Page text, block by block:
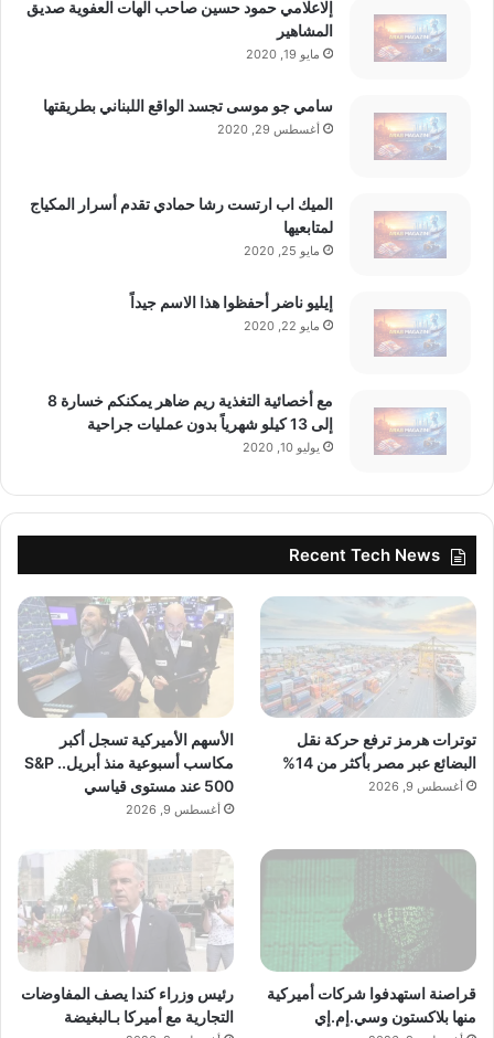
إلاعلامي حمود حسين صاحب الهات العفوية صديق
المشاهير
مايو 19, 2020
سامي جو موسى تجسد الواقع اللبناني بطريقتها
أغسطس 29, 2020
الميك اب ارتست رشا حمادي تقدم أسرار المكياج
لمتابعيها
مايو 25, 2020
إيليو ناضر أحفظوا هذا الاسم جيداً
مايو 22, 2020
مع أخصائية التغذية ريم ضاهر يمكنكم خسارة 8
إلى 13 كيلو شهرياً بدون عمليات جراحية
يوليو 10, 2020
Recent Tech News
توترات هرمز ترفع حركة نقل
البضائع عبر مصر بأكثر من 14%
أغسطس 9, 2026
الأسهم الأميركية تسجل أكبر
مكاسب أسبوعية منذ أبريل.. S&P
500 عند مستوى قياسي
أغسطس 9, 2026
قراصنة استهدفوا شركات أميركية
منها بلاكستون وسي.إم.إي
رئيس وزراء كندا يصف المفاوضات
التجارية مع أميركا بـالبغيضة